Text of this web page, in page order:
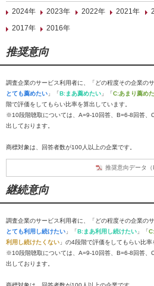
2024年
2023年 2022年 2021年
2017年
2016年
推奨意向
調査企業のサービス利用者に、「どの程度その企業の
とても薦めたい 」「B:まあ薦めたい 」「C:あまり薦め
階で評価をしてもらい比率を算出しています。
※10段階聴取については、A=9-10回答、B=6-8回答、
出しております。
商標対象は、回答者数が100人以上の企業です。
推奨意向データ（
継続意向
調査企業のサービス利用者に、「どの程度その企業の
とても利用し続けたい 」「B:まあ利用し続けたい 」「
利用し続けたくない 」の4段階で評価をしてもらい比率
※10段階聴取については、A=9-10回答、B=6-8回答、
出しております。